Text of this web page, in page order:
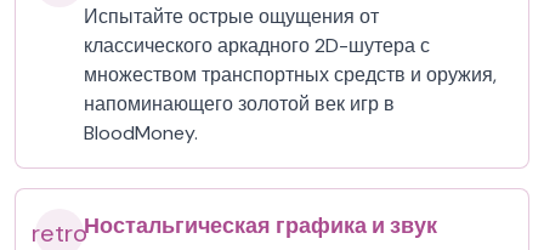
Испытайте острые ощущения от
классического аркадного 2D-шутера с
множеством транспортных средств и оружия,
напоминающего золотой век игр в
BloodMoney.
retroНостальгическая графика и звук